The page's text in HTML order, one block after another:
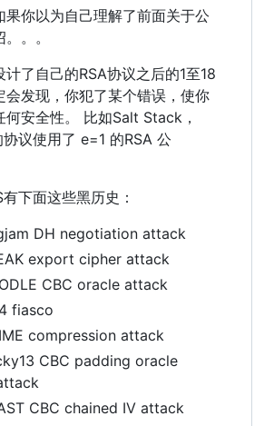
果你以为自己理解了前面关于公
。。
计了自己的RSA协议之后的1至18
会发现，你犯了某个错误，使你
何安全性。 比如Salt Stack，
议使用了 e=1 的RSA 公
下面这些黑历史：
DH negotiation attack
export cipher attack
CBC oracle attack
fiasco
compression attack
CBC padding oracle
CBC chained IV attack